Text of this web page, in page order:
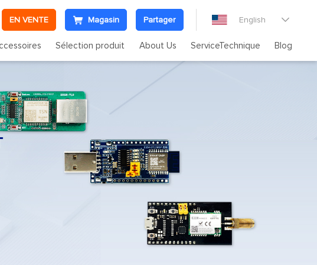
EN VENTE Magasin Partager English 
Sélection produit About Us ServiceTechnique Blog